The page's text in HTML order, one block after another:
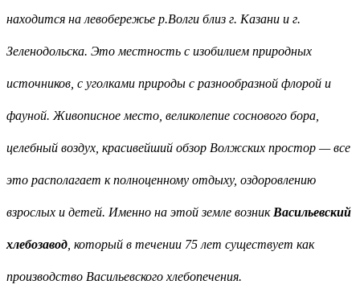
находится на левобережье р.Волги близ г. Казани и г.
Зеленодольска. Это местность с изобилием природных
источников, с уголками природы с разнообразной флорой и
фауной. Живописное место, великолепие соснового бора,
целебный воздух, красивейший обзор Волжских простор — все
это располагает к полноценному отдыху, оздоровлению
взрослых и детей. Именно на этой земле возник Васильевский
хлебозавод , который в течении 75 лет существует как
производство Васильевского хлебопечения.